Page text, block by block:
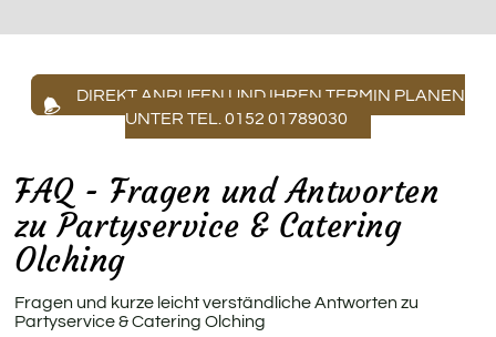
DIREKT ANRUFEN UND IHREN TERMIN PLANEN
UNTER TEL. 0152 01789030
FAQ - Fragen und Antworten
zu Partyservice & Catering
Olching
Fragen und kurze leicht verständliche Antworten zu
Partyservice & Catering Olching